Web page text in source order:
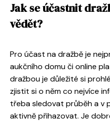
Jak se účastnit
vědět?
Pro účast na dražbě je
aukčního domu či online
dražbou je důležité si
zjistit si o něm co nejvíce
třeba sledovat průběh a v
aktivně přihazovat. Je